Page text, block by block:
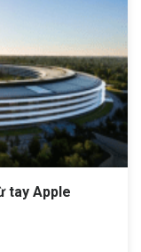
tay Apple